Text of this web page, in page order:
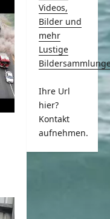
Videos,
Bilder und
mehr
Lustige
Ihre Url
hier?
Kontakt
aufnehmen.